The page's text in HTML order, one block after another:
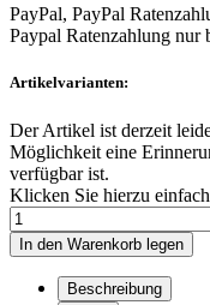
PayPal, PayPal
Paypal Ratenzahlung nur
Artikelvarianten:
Der Artikel ist derzeit
Möglichkeit eine
verfügbar ist.
Klicken Sie hierzu
Beschreibung